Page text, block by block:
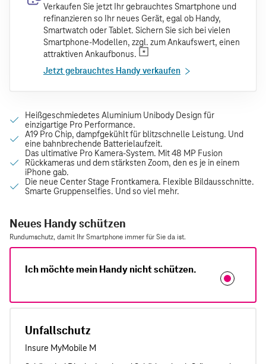
Verkaufen Sie jetzt Ihr gebrauchtes Smartphone und
refinanzieren so Ihr neues Gerät, egal ob Handy,
Smartwatch oder Tablet. Sichern Sie sich bei vielen
Smartphone-Modellen, zzgl. zum Ankaufswert, einen
attraktiven Ankaufbonus.
Jetzt gebrauchtes Handy verkaufen
Neues Handy schützen
Rundumschutz, damit Ihr Smartphone immer für Sie da ist.
Ich möchte mein Handy nicht schützen.
Unfallschutz